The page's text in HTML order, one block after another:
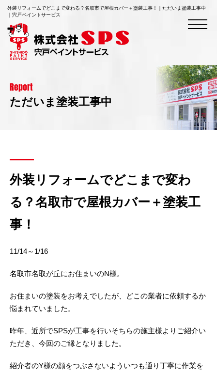
外装リフォームでどこまで変わる？名取市で屋根カバー＋塗装工事！｜ただいま塗装工事中
｜宍戸ペイントサービス
Report
ただいま塗装工事中
外装リフォームでどこまで変わ
る？名取市で屋根カバー＋塗装工
事！
11/14～1/16
名取市名取が丘にお住まいのN様。
お住まいの塗装をお考えでしたが、どこの業者に依頼するか
悩まれていました。
昨年、近所でSPSが工事を行いそちらの施主様よりご紹介い
ただき、今回のご縁となりました。
紹介者のY様の顔をつぶさないよういつも通り丁寧に作業を